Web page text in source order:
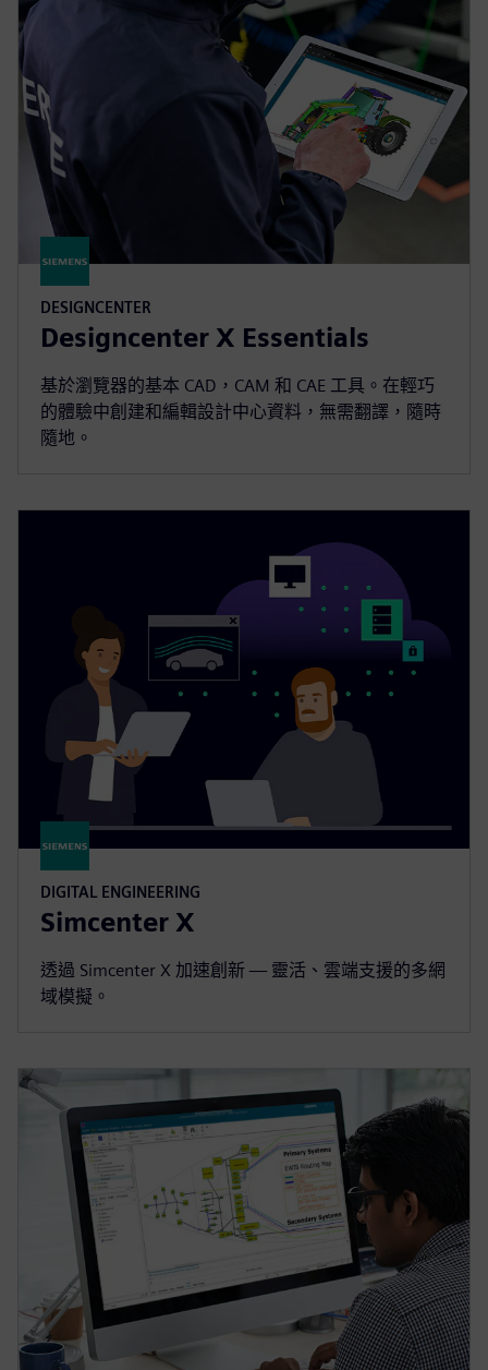
DESIGNCENTER
Designcenter X Essentials
基於瀏覽器的基本 CAD，CAM 和 CAE 工具。在輕巧
的體驗中創建和編輯設計中心資料，無需翻譯，隨時
隨地。
DIGITAL ENGINEERING
Simcenter X
透過 Simcenter X 加速創新 — 靈活、雲端支援的多網
域模擬。